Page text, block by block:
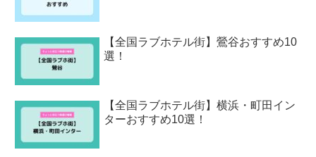
【全国ラブホテル街】鶯谷おすすめ10
選！
【全国ラブホテル街】横浜・町田イン
ターおすすめ10選！